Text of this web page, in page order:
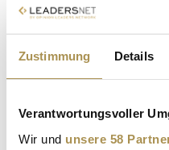
Zustimmung Details
Verantwortungsvoller
Wir und unsere 58